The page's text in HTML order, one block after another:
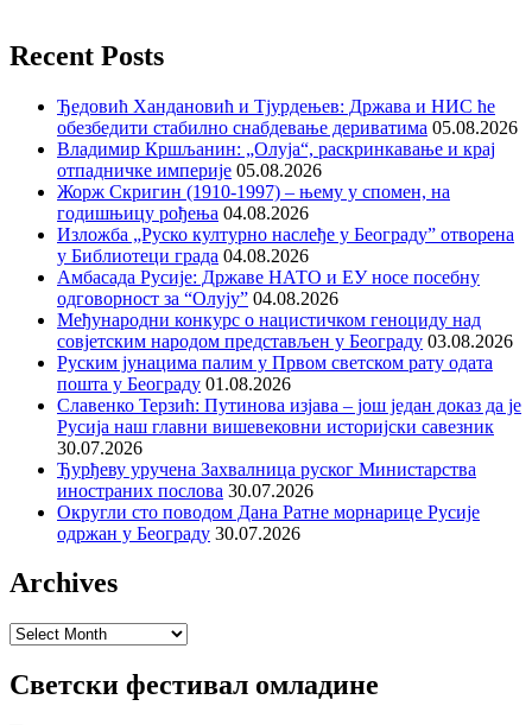
Recent Posts
Ђедовић Хандановић и Тјурдењев: Држава и НИС ће
обезбедити стабилно снабдевање дериватима 05.08.2026
Владимир Кршљанин: „Олуја“, раскринкавање и крај
отпадничке империје 05.08.2026
Жорж Скригин (1910-1997) – њему у спомен, на
годишњицу рођења 04.08.2026
Изложба „Руско културно наслеђе у Београду” отворена
у Библиотеци града 04.08.2026
Амбасада Русије: Државе НАТО и ЕУ носе посебну
одговорност за “Олују” 04.08.2026
Међународни конкурс о нацистичком геноциду над
совјетским народом представљен у Београду 03.08.2026
Руским јунацима палим у Првом светском рату одата
пошта у Београду 01.08.2026
Славенко Терзић: Путинова изјава – још један доказ да је
Русија наш главни вишевековни историјски савезник
30.07.2026
Ђурђеву уручена Захвалница руског Министарства
иностраних послова 30.07.2026
Округли сто поводом Дана Ратне морнарице Русије
одржан у Београду 30.07.2026
Archives
Archives
Светски фестивал омладине